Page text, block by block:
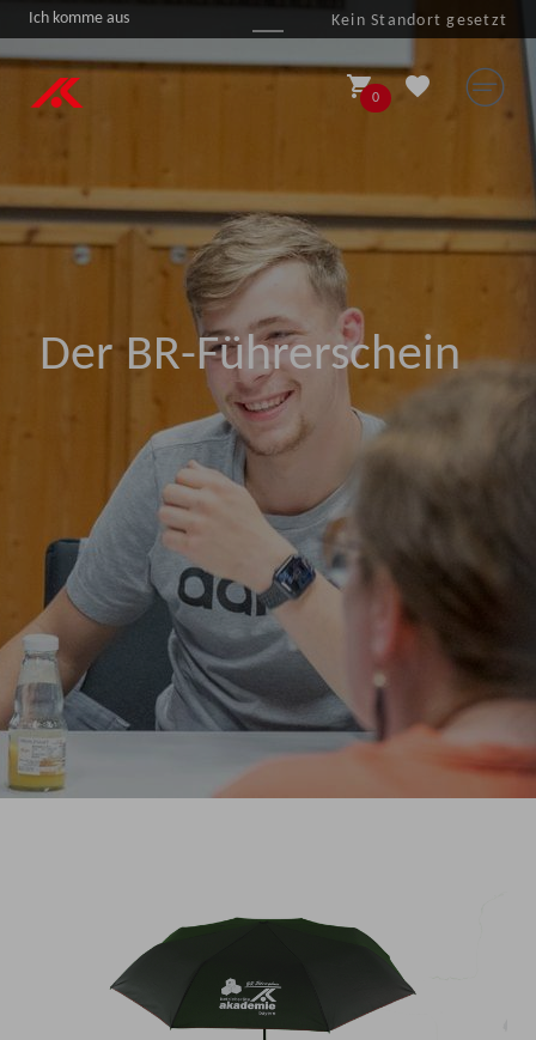
Ich komme aus Kein Standort gesetzt
0
shopping_cart favorite 
Der BR-Führerschein